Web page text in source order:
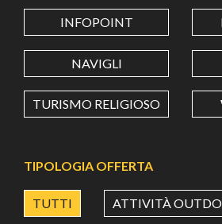
LONGITUDINE
Value in decimal degrees. Use dot (.)
INFOPOINT
NAVIGLI
TURISMO RELIGIOSO
TIPOLOGIA OFFERTA
TUTTI ATTIVITÀ